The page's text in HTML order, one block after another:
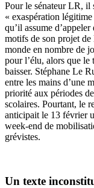
Pour le sénateur LR, il
« exaspération
qu’il assume
motifs de son projet
monde en nombre de
pour l’élu, alors que le
baisser. Stéphane Le
entre les mains d’une
priorité aux périodes
scolaires. Pourtant, le
anticipait le 13 février
week-end de
grévistes.
Un texte